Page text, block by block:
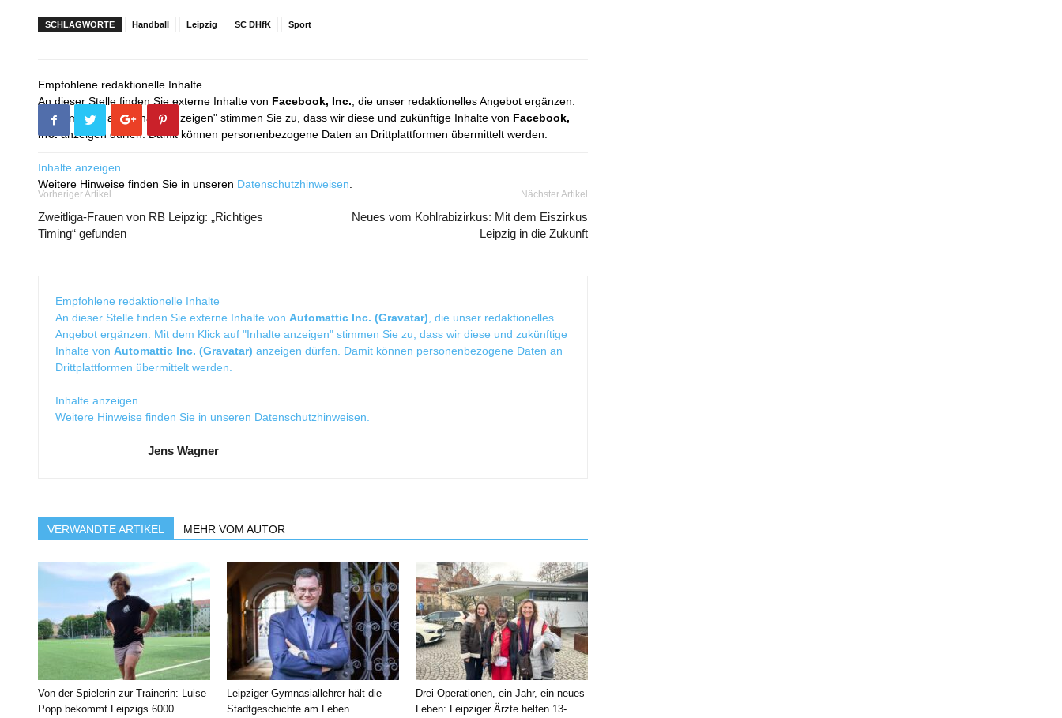
SCHLAGWORTE Handball Leipzig SC DHfK Sport
Empfohlene redaktionelle Inhalte
An dieser Stelle finden Sie externe Inhalte von Facebook, Inc. , die unser redaktionelles Angebot ergänzen.
Mit dem Klick auf "Inhalte anzeigen" stimmen Sie zu, dass wir diese und zukünftige Inhalte von Facebook,
Inc.anzeigen dürfen. Damit können personenbezogene Daten an Drittplattformen übermittelt werden.
Inhalte anzeigen
Weitere Hinweise finden Sie in unseren Datenschutzhinweisen
Vorheriger Artikel
Zweitliga-Frauen von RB Leipzig: „Richtiges
Timing“ gefunden
Nächster Artikel
Neues vom Kohlrabizirkus: Mit dem Eiszirkus
Leipzig in die Zukunft
Empfohlene redaktionelle Inhalte
An dieser Stelle finden Sie externe Inhalte von Automattic Inc. (Gravatar) , die unser redaktionelles
Angebot ergänzen. Mit dem Klick auf "Inhalte anzeigen" stimmen Sie zu, dass wir diese und zukünftige
Inhalte von Automattic Inc. (Gravatar) anzeigen dürfen. Damit können personenbezogene Daten an
Drittplattformen übermittelt werden.
Inhalte anzeigen
Weitere Hinweise finden Sie in unseren Datenschutzhinweisen
Jens Wagner
VERWANDTE ARTIKEL MEHR VOM AUTOR
Von der Spielerin zur Trainerin: Luise
Popp bekommt Leipzigs 6000.
Leipziger Gymnasiallehrer hält die
Stadtgeschichte am Leben
Drei Operationen, ein Jahr, ein neues
Leben: Leipziger Ärzte helfen 13-